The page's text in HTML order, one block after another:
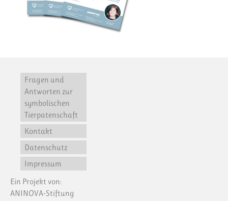
Fragen und
Antworten zur
symbolischen
Tierpatenschaft
Kontakt
Datenschutz
Impressum
Ein Projekt von:
ANINOVA-Stiftung